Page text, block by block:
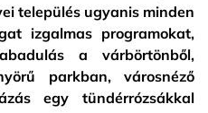
település ugyanis minden
izgalmas programokat,
a várbörtönből,
parkban, városnéző
egy tündérrózsákkal